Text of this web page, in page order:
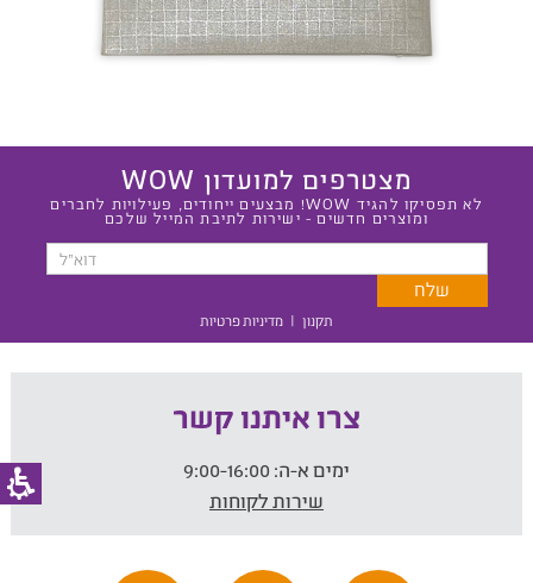
מצטרפים למועדון WOW
לא תפסיקו להגיד WOW! מבצעים ייחודים, פעילויות לחברים
ומוצרים חדשים - ישירות לתיבת המייל שלכם
תקנון | מדיניות פרטיות
צרו איתנו קשר
ימים א-ה:
שירות לקוחות